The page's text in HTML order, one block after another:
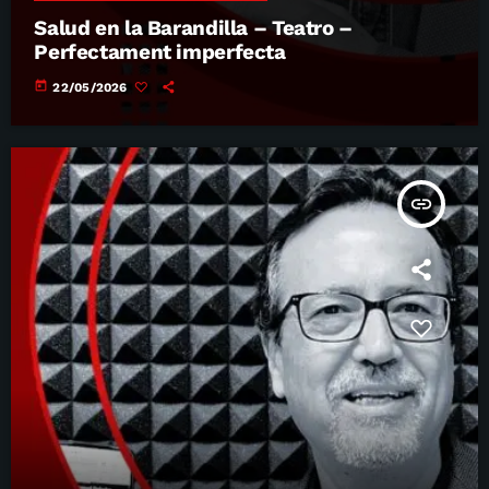
Salud en la Barandilla – Teatro –
Perfectament imperfecta
today 22/05/2026
insert_link